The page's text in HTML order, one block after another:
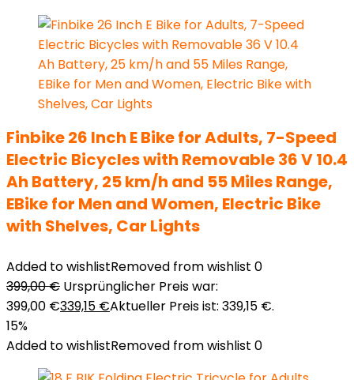
Finbike 26 Inch E Bike for Adults, 7-Speed
Electric Bicycles with Removable 36 V 10.4
Ah Battery, 25 km/h and 55 Miles Range,
EBike for Men and Women, Electric Bike
with Shelves, Car Lights
Added to wishlistRemoved from wishlist 0
399,00€ Ursprünglicher Preis war:
399,00 €339,15 €Aktueller Preis ist: 339,15 €.
15%
Added to wishlistRemoved from wishlist 0